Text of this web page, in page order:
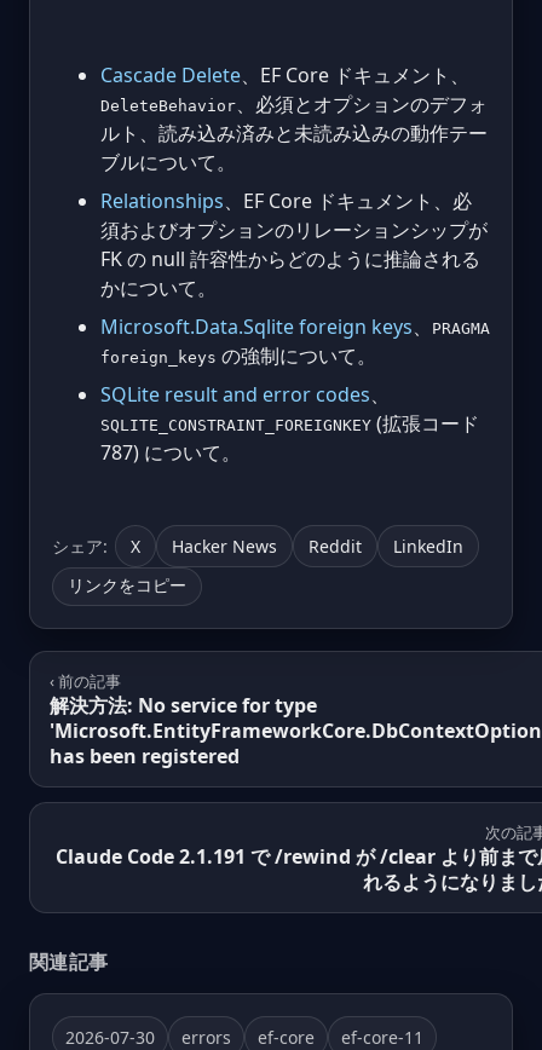
Cascade Delete、EF Core ドキュメント、
DeleteBehavior、必須とオプションのデフォ
ルト、読み込み済みと未読み込みの動作テー
ブルについて。
Relationships、EF Core ドキュメント、必
須およびオプションのリレーションシップが
FK の null 許容性からどのように推論される
かについて。
Microsoft.Data.Sqlite foreign keys、
PRAGMA
foreign_keys の強制について。
SQLite result and error codes、
SQLITE_CONSTRAINT_FOREIGNKEY (拡張コード
787) について。
シェア: X Hacker News Reddit LinkedIn
リンクをコピー
‹ 前の記事
解決方法: No service for type
has been registered
次の記
Claude Code 2.1.191 で /rewind が /clear より前まで
れるようになりまし
関連記事
2026-07-30 errors ef-core ef-core-11